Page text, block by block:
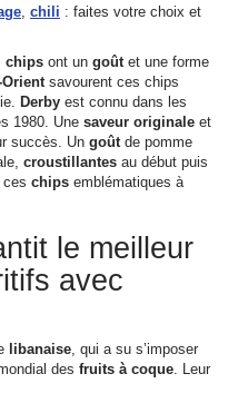
chili : faites votre choix et
chips ont un goût et une forme
savourent ces chips
Derby est connu dans les
1980. Une saveur originale et
succès. Un goût de pomme
croustillantes au début puis
ces chips emblématiques à
le meilleur
avec
libanaise , qui a su s’imposer
des fruits à coque . Leur